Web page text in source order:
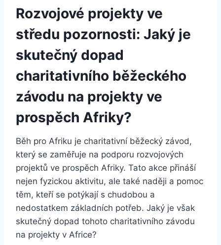
Rozvojové projekty ve
středu pozornosti: Jaký je
skutečný dopad
charitativního běžeckého
závodu na projekty ve
prospěch Afriky?
Běh pro Afriku je charitativní běžecký závod,
který se zaměřuje na podporu rozvojových
projektů ve prospěch Afriky. Tato akce přináší
nejen fyzickou aktivitu, ale také naději a pomoc
těm, kteří se potýkají s chudobou a
nedostatkem základních potřeb. Jaký je však
skutečný dopad tohoto charitativního závodu
na projekty v Africe?